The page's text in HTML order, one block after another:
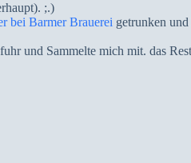
;.)
bei Barmer Brauerei getrunken
und Sammelte mich mit. das